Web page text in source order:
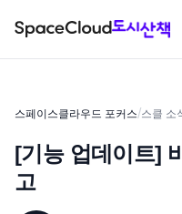
스페이스클라우드 포커스/스클 소
[기능 업데이트]
고